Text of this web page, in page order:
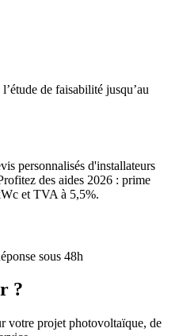
de faisabilité jusqu’au
personnalisés d'installateurs
des aides 2026 : prime
et TVA à 5,5%.
sous 48h
?
votre projet photovoltaïque, de